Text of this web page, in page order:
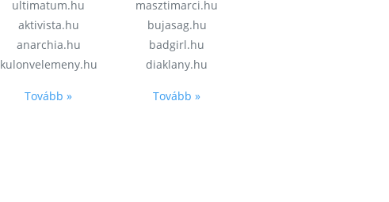
ultimatum.hu
aktivista.hu
anarchia.hu
kulonvelemeny.hu
Tovább »
masztimarci.hu
bujasag.hu
badgirl.hu
diaklany.hu
Tovább »